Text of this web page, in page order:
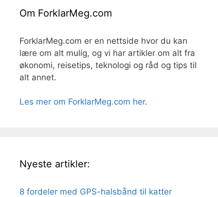
Om ForklarMeg.com
ForklarMeg.com er en nettside hvor du kan
lære om alt mulig, og vi har artikler om alt fra
økonomi, reisetips, teknologi og råd og tips til
alt annet.
Les mer om ForklarMeg.com her.
Nyeste artikler:
8 fordeler med GPS-halsbånd til katter